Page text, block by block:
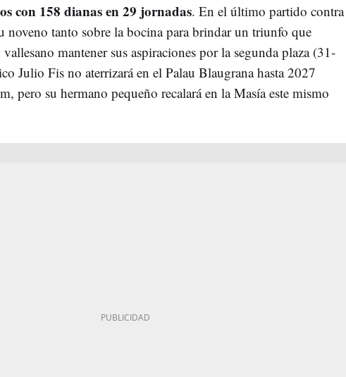
con 158 dianas en 29 jornadas. En el último partido contra
noveno tanto sobre la bocina para brindar un triunfo que
mantener sus aspiraciones por la segunda plaza (31-
Julio Fis no aterrizará en el Palau Blaugrana hasta 2027
pero su hermano pequeño recalará en la Masía este mismo